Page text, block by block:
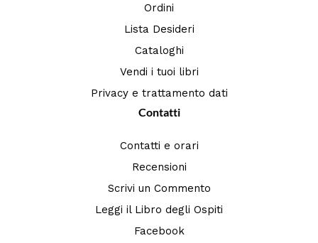
Ordini
Lista Desideri
Cataloghi
Vendi i tuoi libri
Privacy e trattamento dati
Contatti
Contatti e orari
Recensioni
Scrivi un Commento
Leggi il Libro degli Ospiti
Facebook